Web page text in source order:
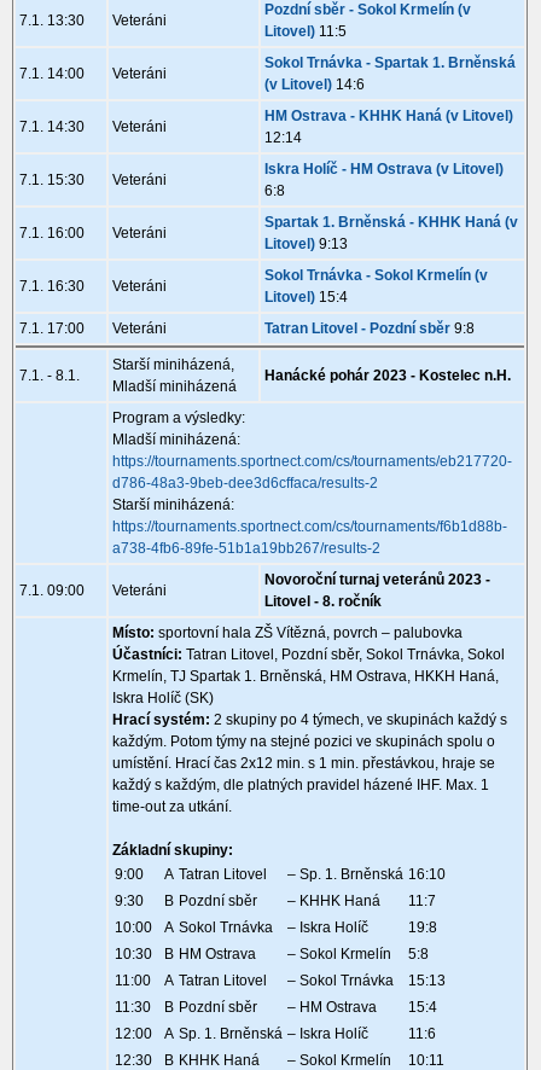
7.1. 13:30 Veteráni
Pozdní sběr - Sokol Krmelín (v
Litovel) 11:5
7.1. 14:00 Veteráni
Sokol Trnávka - Spartak 1. Brněnská
(v Litovel) 14:6
7.1. 14:30 Veteráni
HM Ostrava - KHHK Haná (v Litovel)
12:14
7.1. 15:30 Veteráni
Iskra Holíč - HM Ostrava (v Litovel)
6:8
7.1. 16:00 Veteráni
Spartak 1. Brněnská - KHHK Haná (v
Litovel) 9:13
7.1. 16:30 Veteráni
Sokol Trnávka - Sokol Krmelín (v
Litovel) 15:4
7.1. 17:00
Veteráni Tatran Litovel - Pozdní sběr 9:8
7.1. - 8.1.
Starší miniházená,
Mladší miniházená
Hanácké pohár 2023 - Kostelec n.H.
Program a výsledky:
Mladší miniházená:
https://tournaments.sportnect.com/cs/tournaments/eb217720-
d786-48a3-9beb-dee3d6cffaca/results-2
Starší miniházená:
https://tournaments.sportnect.com/cs/tournaments/f6b1d88b-
a738-4fb6-89fe-51b1a19bb267/results-2
7.1. 09:00 Veteráni
Novoroční turnaj veteránů 2023 -
Litovel - 8. ročník
Místo: sportovní hala ZŠ Vítězná, povrch – palubovka
Účastníci: Tatran Litovel, Pozdní sběr, Sokol Trnávka, Sokol
Krmelín, TJ Spartak 1. Brněnská, HM Ostrava, HKKH Haná,
Iskra Holíč (SK)
Hrací systém: 2 skupiny po 4 týmech, ve skupinách každý s
každým. Potom týmy na stejné pozici ve skupinách spolu o
umístění. Hrací čas 2x12 min. s 1 min. přestávkou, hraje se
každý s každým, dle platných pravidel házené IHF. Max. 1
time-out za utkání.
Základní skupiny:
9:00
A Tatran Litovel – Sp. 1. Brněnská 16:10
9:30
B Pozdní sběr – KHHK Haná
11:7
10:00
A Sokol Trnávka – Iskra Holíč
19:8
10:30
B HM Ostrava – Sokol Krmelín
5:8
11:00
A Tatran Litovel – Sokol Trnávka
15:13
11:30
B Pozdní sběr – HM Ostrava
15:4
12:00
A Sp. 1. Brněnská – Iskra Holíč
11:6
12:30
B KHHK Haná – Sokol Krmelín
10:11